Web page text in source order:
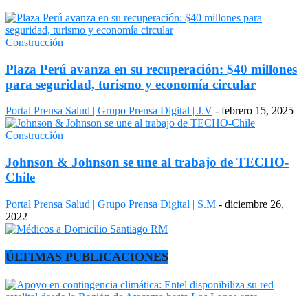
Construcción
Plaza Perú avanza en su recuperación: $40 millones
para seguridad, turismo y economía circular
Portal Prensa Salud | Grupo Prensa Digital | J.V - febrero 15, 2025
Construcción
Johnson & Johnson se une al trabajo de TECHO-
Chile
Portal Prensa Salud | Grupo Prensa Digital | S.M - diciembre 26,
2022
ÚLTIMAS PUBLICACIONES